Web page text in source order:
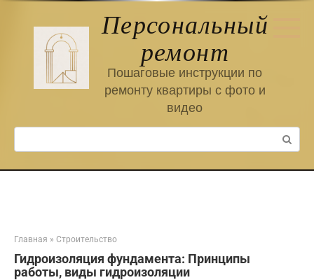
Персональный
ремонт
Пошаговые инструкции по
ремонту квартиры с фото и
видео
Поиск:
Главная » Строительство
Гидроизоляция фундамента: Принципы
работы, виды гидроизоляции